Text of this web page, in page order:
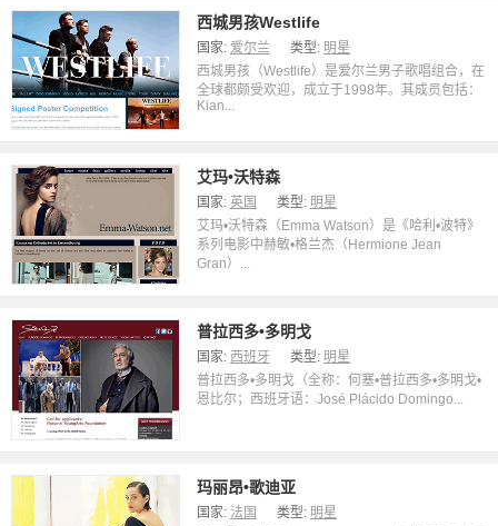
西城男孩Westlife
国家: 爱尔兰 类型: 明星
西城男孩（Westlife）是爱尔兰男子歌唱组合，在
全球都颇受欢迎，成立于1998年。其成员包括：
Kian...
艾玛•沃特森
国家: 英国 类型: 明星
艾玛•沃特森（Emma Watson）是《哈利•波特》
系列电影中赫敏•格兰杰（Hermione Jean
Gran）...
普拉西多•多明戈
国家: 西班牙 类型: 明星
普拉西多•多明戈（全称：何塞•普拉西多•多明戈•
恩比尔；西班牙语：José Plácido Domingo...
玛丽昂•歌迪亚
国家: 法国 类型: 明星